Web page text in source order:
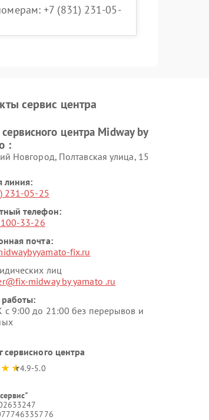
+7 (831) 231-05-
сервис центра
центра Midway by
:
Новгород, Полтавская улица, 15
линия:
231-05-25
телефон:
33-26
почта:
fix.ru
лиц
midway by yamato .ru
работы:
9:00 до 21:00 без перерывов и
сервисного центра
4.9-5.0